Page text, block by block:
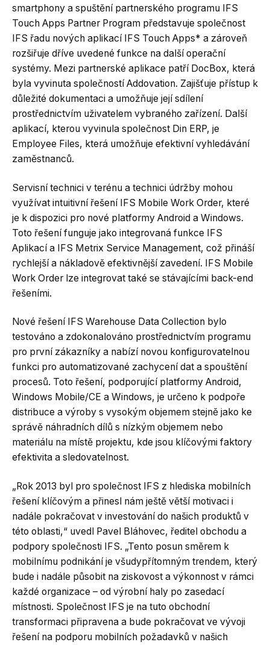
smartphony a spuštění partnerského programu IFS
Touch Apps Partner Program představuje společnost
IFS řadu nových aplikací IFS Touch Apps* a zároveň
rozšiřuje dříve uvedené funkce na další operační
systémy. Mezi partnerské aplikace patří DocBox, která
byla vyvinuta společností Addovation. Zajišťuje přístup k
důležité dokumentaci a umožňuje její sdílení
prostřednictvím uživatelem vybraného zařízení. Další
aplikací, kterou vyvinula společnost Din ERP, je
Employee Files, která umožňuje efektivní vyhledávání
zaměstnanců.
Servisní technici v terénu a technici údržby mohou
využívat intuitivní řešení IFS Mobile Work Order, které
je k dispozici pro nové platformy Android a Windows.
Toto řešení funguje jako integrovaná funkce IFS
Aplikací a IFS Metrix Service Management, což přináší
rychlejší a nákladově efektivnější zavedení. IFS Mobile
Work Order lze integrovat také se stávajícími back-end
řešeními.
Nové řešení IFS Warehouse Data Collection bylo
testováno a zdokonalováno prostřednictvím programu
pro první zákazníky a nabízí novou konfigurovatelnou
funkci pro automatizované zachycení dat a spouštění
procesů. Toto řešení, podporující platformy Android,
Windows Mobile/CE a Windows, je určeno k podpoře
distribuce a výroby s vysokým objemem stejně jako ke
správě náhradních dílů s nízkým objemem nebo
materiálu na místě projektu, kde jsou klíčovými faktory
efektivita a sledovatelnost.
„Rok 2013 byl pro společnost IFS z hlediska mobilních
řešení klíčovým a přinesl nám ještě větší motivaci i
nadále pokračovat v investování do našich produktů v
této oblasti,“ uvedl Pavel Bláhovec, ředitel obchodu a
podpory společnosti IFS. „Tento posun směrem k
mobilnímu podnikání je všudypřítomným trendem, který
bude i nadále působit na ziskovost a výkonnost v rámci
každé organizace – od výrobní haly po zasedací
místnosti. Společnost IFS je na tuto obchodní
transformaci připravena a bude pokračovat ve vývoji
řešení na podporu mobilních požadavků v našich